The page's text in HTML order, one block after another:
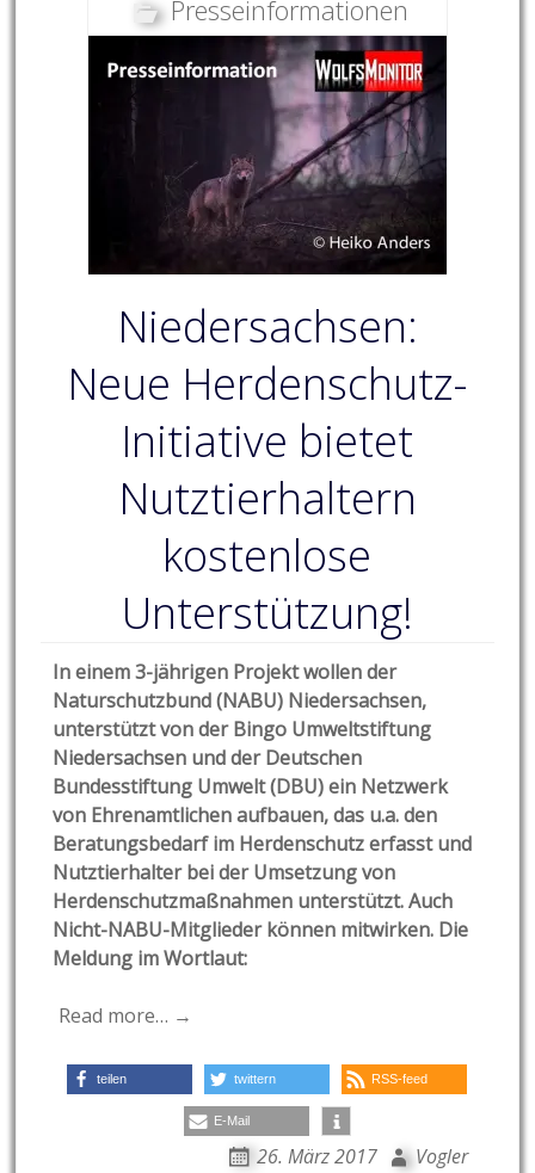
Presseinformationen
Niedersachsen:
Neue Herdenschutz-
Initiative bietet
Nutztierhaltern
kostenlose
Unterstützung!
In einem 3-jährigen Projekt wollen der
Naturschutzbund (NABU) Niedersachsen,
unterstützt von der Bingo Umweltstiftung
Niedersachsen und der Deutschen
Bundesstiftung Umwelt (DBU) ein Netzwerk
von Ehrenamtlichen aufbauen, das u.a. den
Beratungsbedarf im Herdenschutz erfasst und
Nutztierhalter bei der Umsetzung von
Herdenschutzmaßnahmen unterstützt. Auch
Nicht-NABU-Mitglieder können mitwirken. Die
Meldung im Wortlaut:
Read more… →
teilen twittern RSS-feed
E-Mail
26. März 2017 Vogler